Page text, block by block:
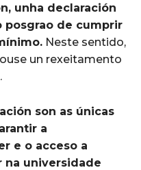
unha declaración
posgrao de cumprir
Neste sentido,
un rexeitamento
son as únicas
a
e o acceso a
na universidade